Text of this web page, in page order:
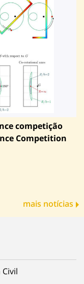
competição
Competition
mais notícias